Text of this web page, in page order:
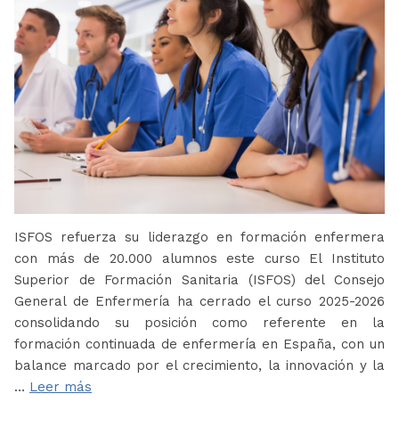
ISFOS refuerza su liderazgo en formación enfermera
con más de 20.000 alumnos este curso El Instituto
Superior de Formación Sanitaria (ISFOS) del Consejo
General de Enfermería ha cerrado el curso 2025-2026
consolidando su posición como referente en la
formación continuada de enfermería en España, con un
balance marcado por el crecimiento, la innovación y la
… Leer más